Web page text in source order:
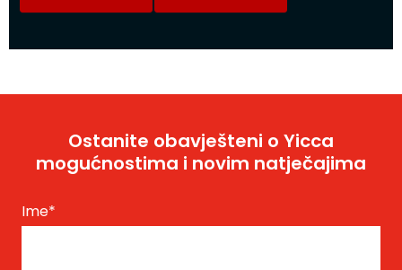
Ostanite obavješteni o Yicca
mogućnostima i novim natječajima
Ime*